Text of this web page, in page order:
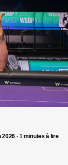
2026 · 1 minutes à lire